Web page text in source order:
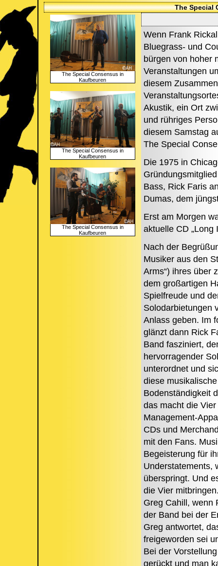
The Special
The Special Consensus in
Kaufbeuren
The Special Consensus in
Kaufbeuren
The Special Consensus in
Kaufbeuren
Wenn Frank
Bluegrass- und
bürgen von hoher
Veranstaltungen
diesem
Akustik, ein Ort
und rühriges
diesem Samstag
The Special
Die 1975 in
Bass, Rick Faris
Dumas, dem
Erst am Morgen
aktuelle CD „Long
Nach der
Musiker aus den
Arms“) ihres über
dem großartigen
Spielfreude und
Solodarbietungen
Anlass geben. Im
glänzt dann Rick
Band fasziniert,
hervorragender
unterordnet und
diese
Bodenständigkeit
das macht die
Management-
CDs und
mit den Fans.
Begeisterung für
Understatements,
überspringt. Und
die Vier
Greg Cahill, wenn
der Band bei der
Greg antwortet,
freigeworden sei
Bei der
gerückt und man